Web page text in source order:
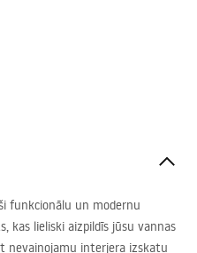
funkcionālu un modernu
kas lieliski aizpildīs jūsu vannas
nevainojamu interjera izskatu